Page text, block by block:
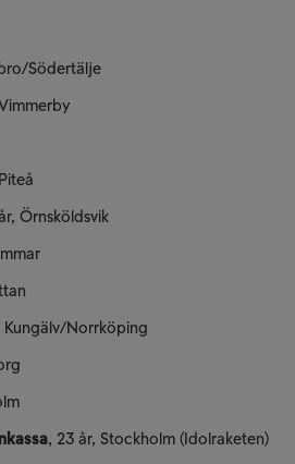
Södertälje
Örnsköldsvik
Kungälv/Norrköping
, 23 år, Stockholm (Idolraketen)